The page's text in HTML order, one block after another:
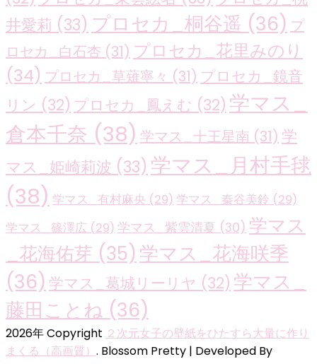
井愛莉 (33) プロセカ_桐谷遥 (36) プ
ロセカ_白石杏 (31) プロセカ_花里みのり
(34) プロセカ_草薙寧々 (31) プロセカ_鏡音
リン (32) プロセカ_鳳えむ (32) 学マス_
倉本千奈 (38) 学マス_十王星南 (31) 学
マス_姫崎莉波 (33) 学マス_月村手毬
(38) 学マス_有村麻央 (29) 学マス_秦谷美鈴 (29)
学マス_篠澤広 (29) 学マス_紫雲清夏 (30) 学マス
_花海佑芽 (35) 学マス_花海咲季
(36) 学マス_葛城リーリヤ (32) 学マス_
藤田ことね (36)
2026年 Copyright ２次元女子の壁紙をひたすら大量に作り
まくる（高画質） . Blossom Pretty | Developed By